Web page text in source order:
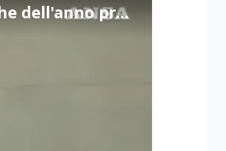
Scholz: "Brutto risultato, ma ora lavorare alle elezioni politiche dell'anno prossimo"